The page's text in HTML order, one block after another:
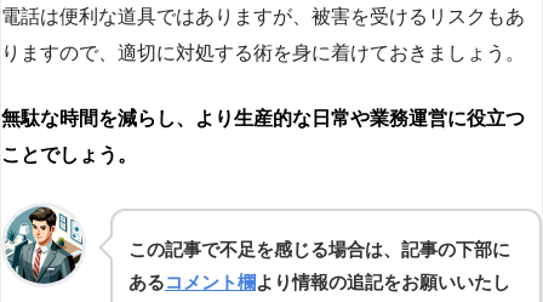
電話は便利な道具ではありますが、被害を受けるリスクもあ
りますので、適切に対処する術を身に着けておきましょう。
無駄な時間を減らし、より生産的な日常や業務運営に役立つ
ことでしょう。
この記事で不足を感じる場合は、記事の下部に
あるコメント欄より情報の追記をお願いいたし